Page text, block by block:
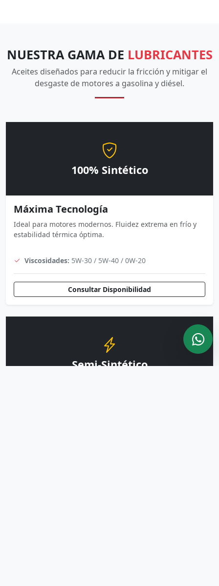
NUESTRA GAMA DE LUBRICANTES
Aceites diseñados para reducir la fricción y mitigar el
desgaste de motores a gasolina y diésel.
100% Sintético
Máxima Tecnología
Ideal para motores modernos. Fluidez extrema en frío y
estabilidad térmica óptima.
Viscosidades: 5W-30 / 5W-40 / 0W-20
Consultar Disponibilidad
Semi-Sintético